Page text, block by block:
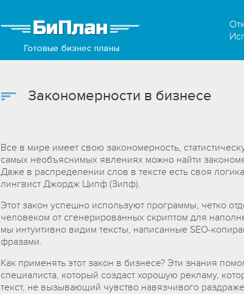
Закономерности в бизнесе
Все в мире имеет свою закономерность,
самых необъяснимых явлениях можно найти
Даже в распределении слов в тексте есть своя
лингвист Джордж Ципф (Зипф).
Этот закон успешно используют программы, четко
человеком от сгенерированных скриптом для
мы интуитивно видим тексты, написанные SEO-
фразами.
Как применять этот закон в бизнесе? Эти знания
специалиста, который создаст хорошую рекламу,
текст, не вызывающий чувство навязчивого